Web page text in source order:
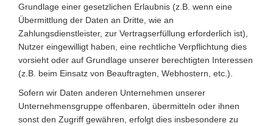
Grundlage einer gesetzlichen Erlaubnis (z.B. wenn eine
Übermittlung der Daten an Dritte, wie an
Zahlungsdienstleister, zur Vertragserfüllung erforderlich ist),
Nutzer eingewilligt haben, eine rechtliche Verpflichtung dies
vorsieht oder auf Grundlage unserer berechtigten Interessen
(z.B. beim Einsatz von Beauftragten, Webhostern, etc.).
Sofern wir Daten anderen Unternehmen unserer
Unternehmensgruppe offenbaren, übermitteln oder ihnen
sonst den Zugriff gewähren, erfolgt dies insbesondere zu